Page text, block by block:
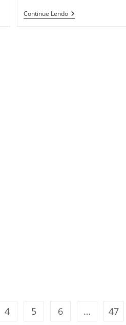
Continue LendoAlecrim
Alegria,
4 5 6 … 47